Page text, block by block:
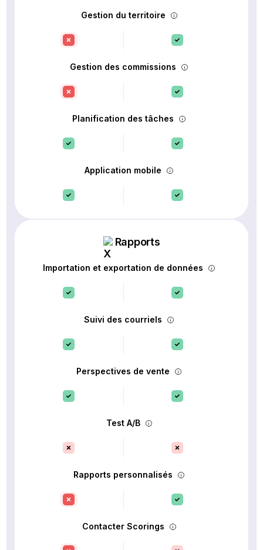
Gestion du territoire
Gestion des commissions
Planification des tâches
Application mobile
Rapports
Importation et exportation de données
Suivi des courriels
Perspectives de vente
Test A/B
Rapports personnalisés
Contacter Scorings